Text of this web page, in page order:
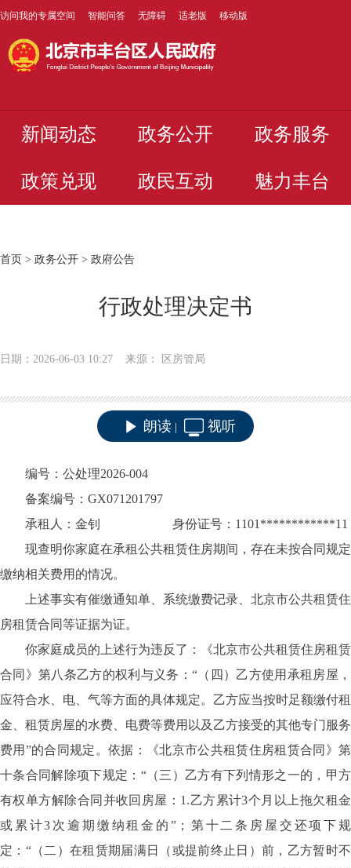
访问我的专属空间 智能问答 无障碍 适老版 移动版
新闻动态 政务公开 政务服务
政策兑现 政民互动 魅力丰台
首页 > 政务公开 > 政府公告
行政处理决定书
日期：2026-06-03 10:27 来源： 区房管局
朗读 视听
编号： 公处理2026-004
备案编号： GX071201797
承租人：金钊
身份证号： 1101************11
现查明你家庭在承租公共租赁住房期间，存在未按合同规定
缴纳相关费用的情况。
上述事实有催缴通知单、系统缴费记录、北京市公共租赁住
房租赁合同等证据为证。
你家庭成员的上述行为违反了：《北京市公共租赁住房租赁
合同》第八条乙方的权利与义务： “（四）乙方使用承租房屋，
应符合水、电、气等方面的具体规定。乙方应当按时足额缴付租
金、租赁房屋的水费、电费等费用以及乙方接受的其他专门服务
费用”的合同规定。 依据：《北京市公共租赁住房租赁合同》第
十条合同解除项下规定： “（三）乙方有下列情形之一的，甲方
有权单方解除合同并收回房屋：1.乙方累计3个月以上拖欠租金
或累计3次逾期缴纳租金的”；第十二条房屋交还项下规
定：“（二）在租赁期届满日（或提前终止日）前，乙方暂时不